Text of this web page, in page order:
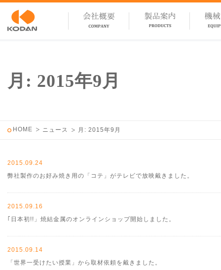
月: 2015年9月
HOME ニュース 月: 2015年9月
2015.09.24
弊社製作のお好み焼き用の「コテ」がテレビで放映戴きました。
2015.09.16
｢日本初!!」焼結金属のオンラインショップ開始しました。
2015.09.14
「世界一受けたい授業」から取材依頼を戴きました。